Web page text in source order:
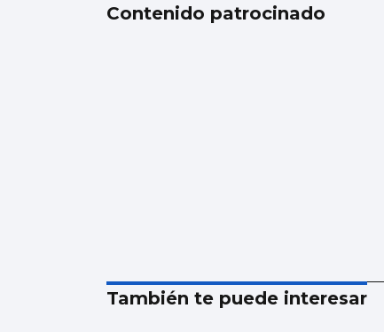
Contenido patrocinado
También te puede interesar